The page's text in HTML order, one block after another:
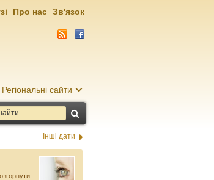
Регіональні сайти
Про нас Зв'язок
Інші дати